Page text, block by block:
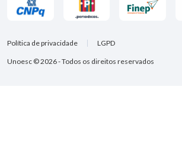
Unoesc © 2026 - Todos os direitos reservados
Política de privacidade LGPD